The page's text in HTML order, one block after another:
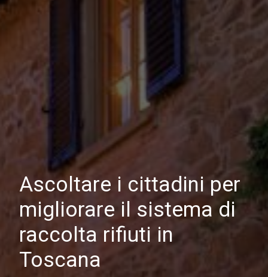
Ascoltare i cittadini per
migliorare il sistema di
raccolta rifiuti in
Toscana